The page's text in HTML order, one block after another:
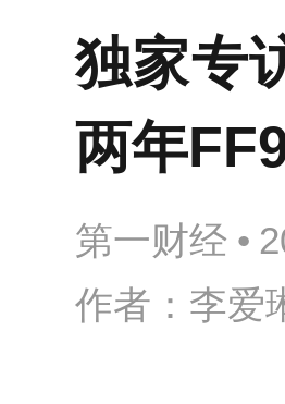
独家专
两年
第一财经 •
作者：李